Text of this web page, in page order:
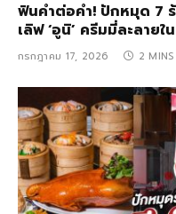
ฟินคำต่อคำ! ปักหมุด 7 ร้
เลิฟ ‘อูนิ’ ครีมมี่ละลายใ
กรกฎาคม 17, 2026 2 MINS